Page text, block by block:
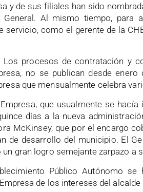
y de sus filiales han sido
Al mismo tiempo, para
como el gerente de la
procesos de contratación y
no se publican desde
que mensualmente celebra
que usualmente se
días a la nueva
McKinsey, que por el encargo
de desarrollo del municipio. El
gran logro semejante zarpazo a
Público Autónomo se
de los intereses del